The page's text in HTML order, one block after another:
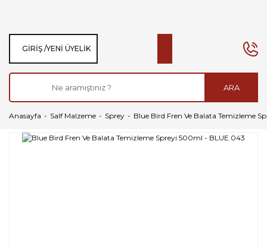
ARA
GIRIŞ /YENI ÜYELIK
Anasayfa Salf Malzeme Sprey Blue Bird Fren Ve Balata Temizleme